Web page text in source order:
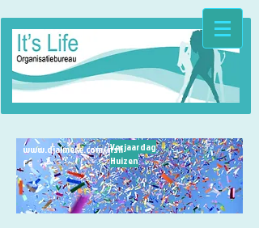
INF
O
Verjaardag
Huizen
www.djalmere.com/itsli
fe